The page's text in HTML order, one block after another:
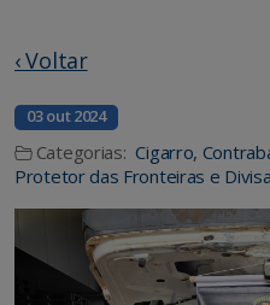
‹ Voltar
03 out 2024
Categorias: Cigarro,
Protetor das Fronteiras e